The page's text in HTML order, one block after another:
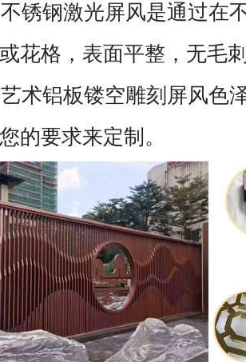
不锈钢激光屏风是通过在
花格，表面平整，无毛
艺术铝板镂空雕刻屏风色
的要求来定制。